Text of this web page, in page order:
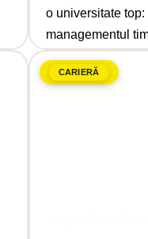
o universitate
managementul
CARIERĂ